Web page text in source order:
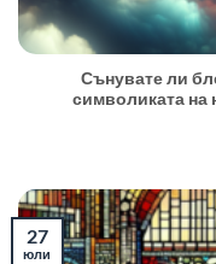
Сънувате ли
символиката на
27
юли